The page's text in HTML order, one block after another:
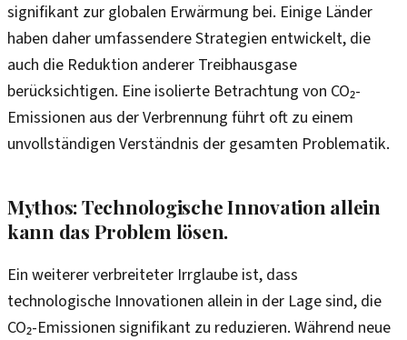
signifikant zur globalen Erwärmung bei. Einige Länder
haben daher umfassendere Strategien entwickelt, die
auch die Reduktion anderer Treibhausgase
berücksichtigen. Eine isolierte Betrachtung von CO₂-
Emissionen aus der Verbrennung führt oft zu einem
unvollständigen Verständnis der gesamten Problematik.
Mythos: Technologische Innovation allein
kann das Problem lösen.
Ein weiterer verbreiteter Irrglaube ist, dass
technologische Innovationen allein in der Lage sind, die
CO₂-Emissionen signifikant zu reduzieren. Während neue